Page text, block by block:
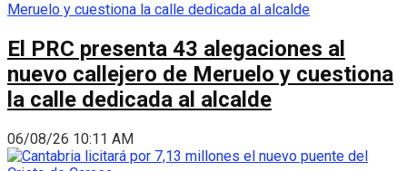
El PRC presenta 43 alegaciones al
nuevo callejero de Meruelo y cuestiona
la calle dedicada al alcalde
06/08/26 10:11 AM